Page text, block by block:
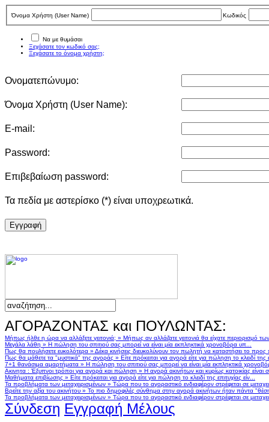
Όνομα Χρήστη (User Νame) Κωδικός
Να με θυμάσαι
Ξεχάσατε τον κωδικό σας;
Ξεχάσατε το όνομα χρήστη;
Ονοματεπώνυμο:
Όνομα Χρήστη (User Νame):
E-mail:
Password:
Επιβεβαίωση password:
Τα πεδία με αστερίσκο (*) είναι υποχρεωτικά.
Eγγραφή
ΑΓΟΡΑΖΟΝΤΑΣ και ΠΟΥΛΩΝΤΑΣ:
Μήπως ήλθε η ώρα να αλλάξετε γειτονιά; » Μήπως αν αλλάζατε γειτονιά θα είχατε περιορισμό
Μεγάλα λάθη » Η πώληση του σπιτιού σας μπορεί να είναι μία εκπληκτικά χρονοβόρα υπ...
Πως θα πουλήσετε ευκολότερα » Δέκα κινήσεις διευκολύνουν τον πωλητή να καταστήσει το
Πως θα μάθετε τα "μυστικά" της αγοράς » Είτε πρόκειται για αγορά είτε για πώληση το κλειδί της
7+1 θανάσιμα αμαρτήματα » Η πώληση του σπιτιού σας μπορεί να είναι μία εκπληκτικά
Ακινητα : Έξυπνοι τρόποι για αγορά και πώληση » Η αγορά ακινήτων και κυρίως κατοικίας
Μαθήματα επιβίωσης » Είτε πρόκειται για αγορά είτε για πώληση το κλειδί της επιτυχίας είν...
Τα προβλήματα των μεταχειρισμένων » Τώρα που το αγοραστικό ενδιαφέρον στρέφεται σε
Βρείτε την αξία του ακινήτου » Το πιο δημοφιλές σύνθημα στην αγορά ακινήτων ήταν πάντα
Τα προβλήματα των μεταχειρισμένων » Τώρα που το αγοραστικό ενδιαφέρον στρέφεται σε
Σύνδεση Εγγραφή Μέλους